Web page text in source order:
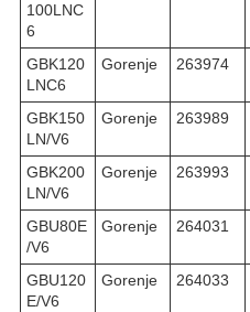
100LNC
6
GBK120
LNC6
Gorenje 263974
GBK150
LN/V6
Gorenje 263989
GBK200
LN/V6
Gorenje 263993
GBU80E
/V6
Gorenje 264031
GBU120
E/V6
Gorenje 264033